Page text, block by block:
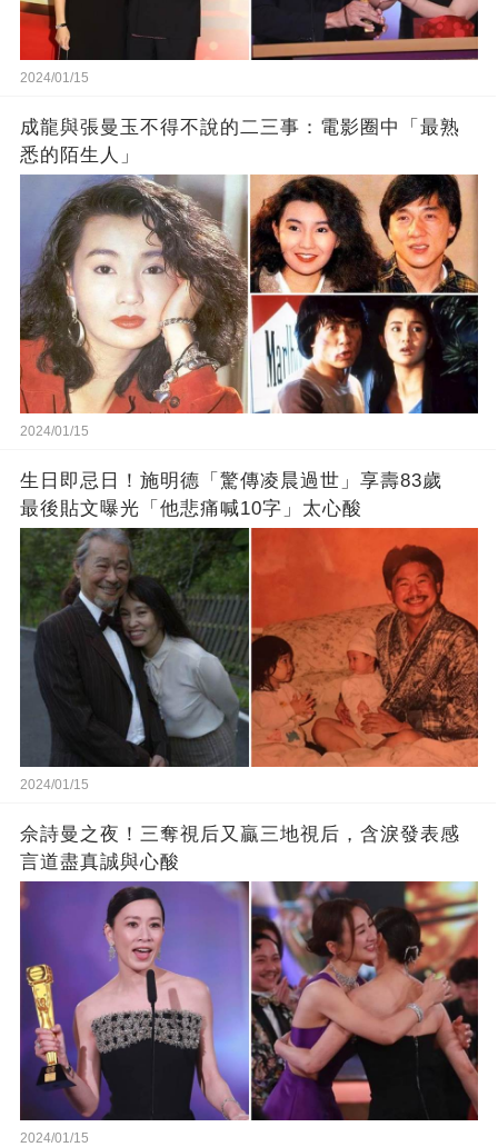
2024/01/15
成龍與張曼玉不得不說的二三事：電影圈中「最熟
悉的陌生人」
2024/01/15
生日即忌日！施明德「驚傳凌晨過世」享壽83歲
最後貼文曝光「他悲痛喊10字」太心酸
2024/01/15
佘詩曼之夜！三奪視后又贏三地視后，含淚發表感
言道盡真誠與心酸
2024/01/15